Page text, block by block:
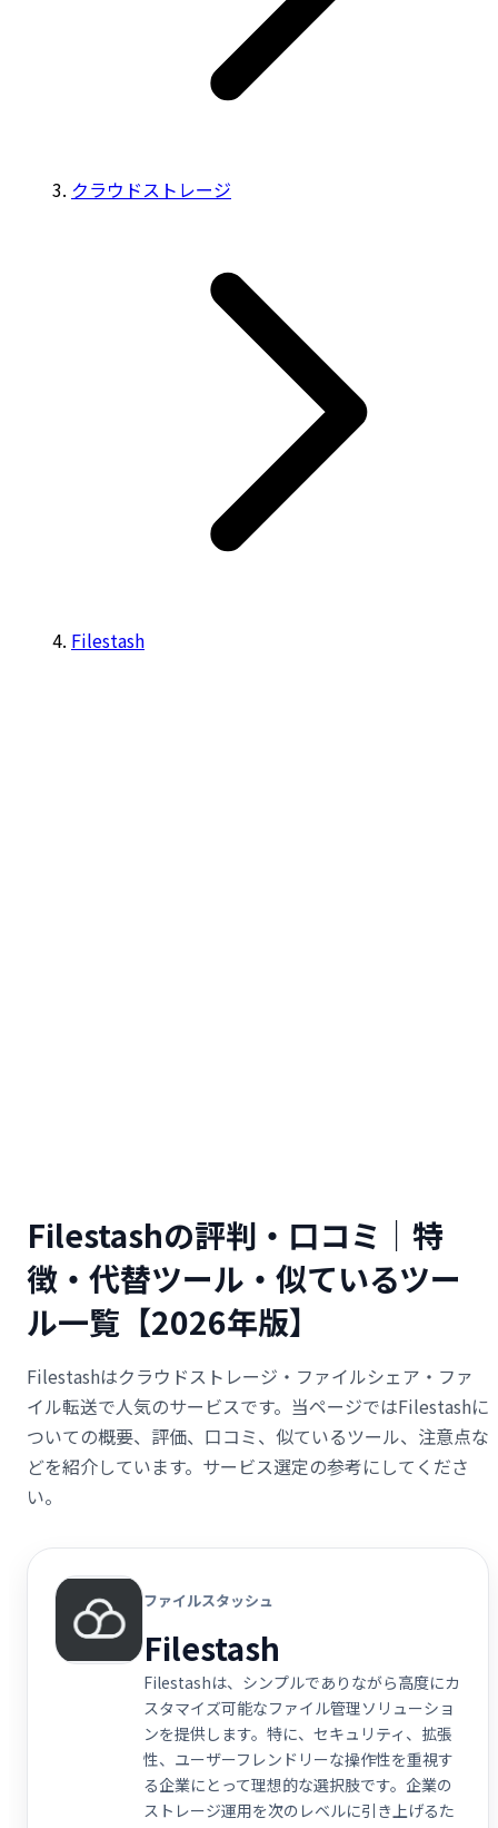
クラウドストレージ
Filestash
Filestashの評判・口コミ｜特
徴・代替ツール・似ているツー
ル一覧【2026年版】
Filestashはクラウドストレージ・ファイルシェア・ファ
イル転送で人気のサービスです。当ページではFilestashに
ついての概要、評価、口コミ、似ているツール、注意点な
どを紹介しています。サービス選定の参考にしてくださ
い。
ファイルスタッシュ
Filestash
Filestashは、シンプルでありながら高度にカ
スタマイズ可能なファイル管理ソリューショ
ンを提供します。特に、セキュリティ、拡張
性、ユーザーフレンドリーな操作性を重視す
る企業にとって理想的な選択肢です。企業の
ストレージ運用を次のレベルに引き上げるた